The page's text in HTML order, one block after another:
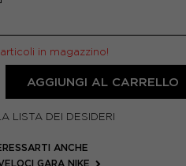
in magazzino!
AGGIUNGI AL CARRELLO
LISTA DEI DESIDERI
ANCHE
GARA NIKE